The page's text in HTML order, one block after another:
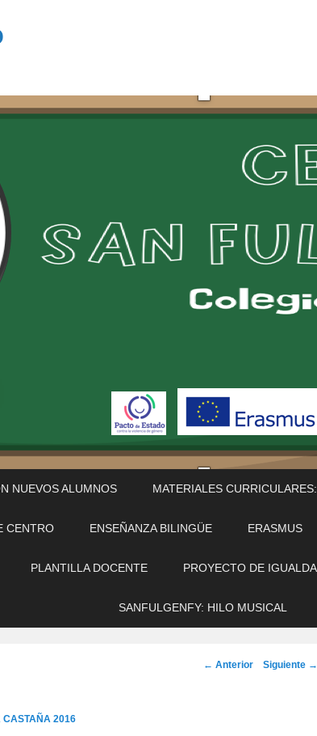
NUEVOS ALUMNOS MATERIALES
CENTRO ENSEÑANZA BILINGÜE ERASMUS
PLANTILLA DOCENTE PROYECTO DE
SANFULGENFY: HILO MUSICAL
Navegación
← Anterior Siguiente →
CASTAÑA 2016